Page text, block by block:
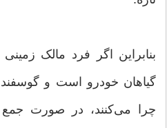
بنابراین اگر فرد مالک
گیاهان خودرو است و
چرا می‌کنند، در صورت جمع